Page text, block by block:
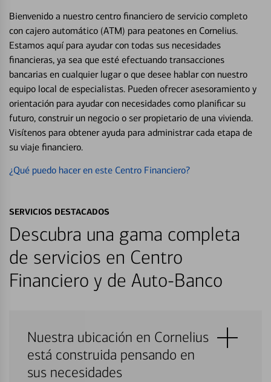
Bienvenido a nuestro centro financiero de servicio completo
con cajero automático (ATM) para peatones en Cornelius.
Estamos aquí para ayudar con todas sus necesidades
financieras, ya sea que esté efectuando transacciones
bancarias en cualquier lugar o que desee hablar con nuestro
equipo local de especialistas. Pueden ofrecer asesoramiento y
orientación para ayudar con necesidades como planificar su
futuro, construir un negocio o ser propietario de una vivienda.
Visítenos para obtener ayuda para administrar cada etapa de
su viaje financiero.
¿Qué puedo hacer en este Centro Financiero?
SERVICIOS DESTACADOS
Descubra una gama completa
de servicios en Centro
Financiero y de Auto-Banco
Nuestra ubicación en Cornelius
está construida pensando en
sus necesidades